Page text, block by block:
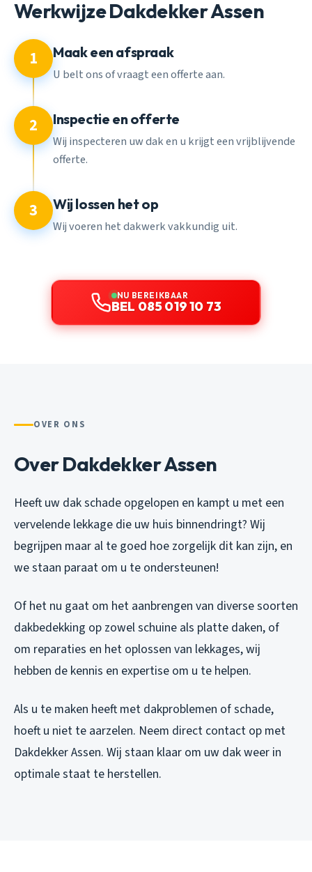
Werkwijze Dakdekker Assen
1 Maak een afspraak
U belt ons of vraagt een offerte aan.
2 Inspectie en offerte
Wij inspecteren uw dak en u krijgt een vrijblijvende
offerte.
3 Wij lossen het op
Wij voeren het dakwerk vakkundig uit.
NU BEREIKBAAR
BEL 085 019 10 73
OVER ONS
Over Dakdekker Assen
Heeft uw dak schade opgelopen en kampt u met een
vervelende lekkage die uw huis binnendringt? Wij
begrijpen maar al te goed hoe zorgelijk dit kan zijn, en
we staan paraat om u te ondersteunen!
Of het nu gaat om het aanbrengen van diverse soorten
dakbedekking op zowel schuine als platte daken, of
om reparaties en het oplossen van lekkages, wij
hebben de kennis en expertise om u te helpen.
Als u te maken heeft met dakproblemen of schade,
hoeft u niet te aarzelen. Neem direct contact op met
Dakdekker Assen. Wij staan klaar om uw dak weer in
optimale staat te herstellen.